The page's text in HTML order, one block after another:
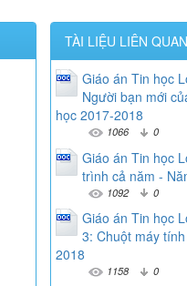
TÀI LIỆU LIÊN QUAN
Giáo án Tin học
Người bạn mới
học 2017-2018
1066 0
Giáo án Tin học
trình cả năm -
1092 0
Giáo án Tin học
3: Chuột máy
2018
1158 0